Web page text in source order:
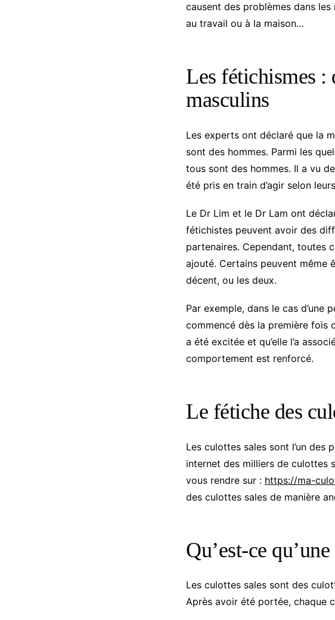
causent des problèmes dans
au travail ou à la maison…
Les fétichismes :
masculins
Les experts ont déclaré que la
sont des hommes. Parmi les
tous sont des hommes. Il a vu
été pris en train d’agir selon
Le Dr Lim et le Dr Lam ont
fétichistes peuvent avoir des
partenaires. Cependant, toutes
ajouté. Certains peuvent même
décent, ou les deux.
Par exemple, dans le cas
commencé dès la première fois
a été excitée et qu’elle l’a
comportement est renforcé.
Le fétiche des
Les culottes sales sont l’un des
internet des milliers de culottes
vous rendre sur : https://ma-
des culottes sales de manière
Qu’est-ce
Les culottes sales sont des
Après avoir été portée, chaque